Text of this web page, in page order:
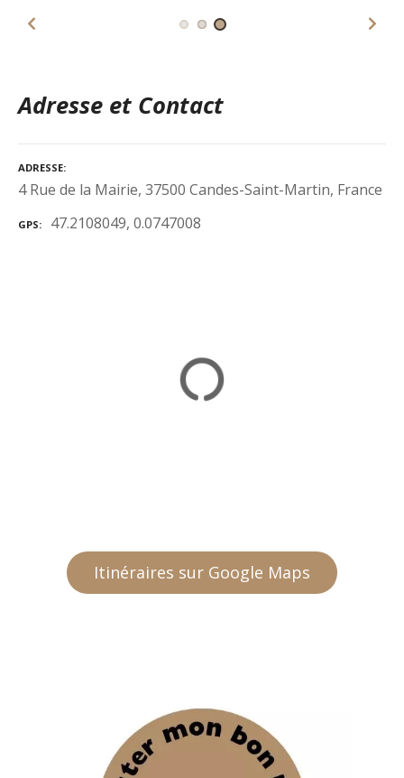
Adresse et Contact
ADRESSE
4 Rue de la Mairie, 37500 Candes-Saint-Martin, France
GPS 47.2108049, 0.0747008
Itinéraires sur Google Maps